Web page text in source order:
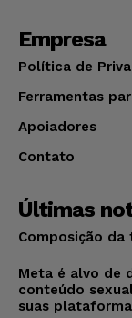
Empresa
Política de
Ferramentas
Apoiadores
Contato
Últimas
Composição da
Meta é alvo de
conteúdo
suas